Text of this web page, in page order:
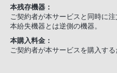
本残存機器：
ご契約者が本サービスと同時に
本紛失機器とは逆側の機器。
本購入料金：
ご契約者が本サービスを購入す